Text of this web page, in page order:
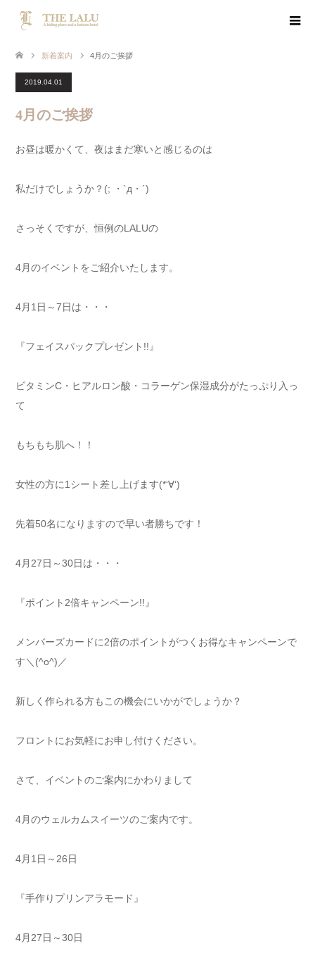
新着案内 4月のご挨拶
2019.04.01
4月のご挨拶
お昼は暖かくて、夜はまだ寒いと感じるのは
私だけでしょうか？(; ・`д・´)
さっそくですが、恒例のLALUの
4月のイベントをご紹介いたします。
4月1日～7日は・・・
『フェイスパックプレゼント!!』
ビタミンC・ヒアルロン酸・コラーゲン保湿成分がたっぷり入っ
て
もちもち肌へ！！
女性の方に1シート差し上げます(*‘∀‘)
先着50名になりますので早い者勝ちです！
4月27日～30日は・・・
『ポイント2倍キャンペーン!!』
メンバーズカードに2倍のポイントがつくお得なキャンペーンで
す＼(^o^)／
新しく作られる方もこの機会にいかがでしょうか？
フロントにお気軽にお申し付けください。
さて、イベントのご案内にかわりまして
4月のウェルカムスイーツのご案内です。
4月1日～26日
『手作りプリンアラモード』
4月27日～30日